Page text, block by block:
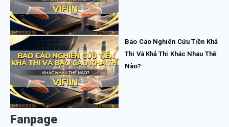
Báo Cáo Nghiên Cứu Tiền Khả
Thi Và Khả Thi Khác Nhau Thế
Nào?
Fanpage